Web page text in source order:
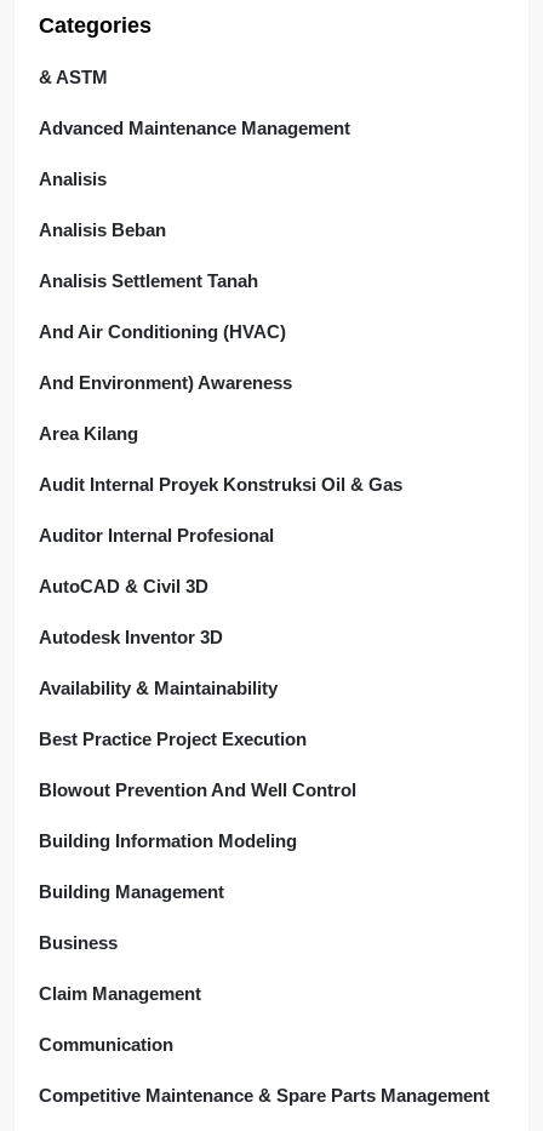
Categories
& ASTM
Advanced Maintenance Management
Analisis
Analisis Beban
Analisis Settlement Tanah
And Air Conditioning (HVAC)
And Environment) Awareness
Area Kilang
Audit Internal Proyek Konstruksi Oil & Gas
Auditor Internal Profesional
AutoCAD & Civil 3D
Autodesk Inventor 3D
Availability & Maintainability
Best Practice Project Execution
Blowout Prevention And Well Control
Building Information Modeling
Building Management
Business
Claim Management
Communication
Competitive Maintenance & Spare Parts Management